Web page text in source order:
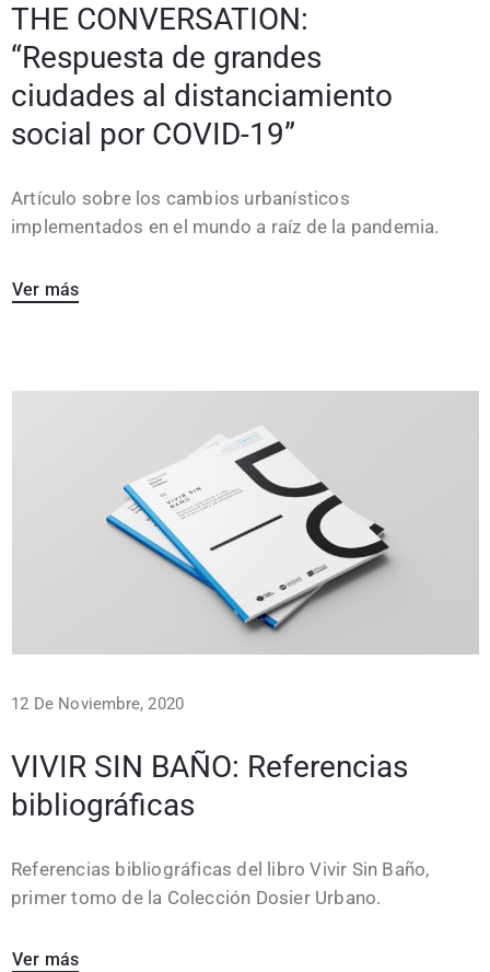
THE CONVERSATION:
“Respuesta de grandes
ciudades al distanciamiento
social por COVID-19”
Artículo sobre los cambios urbanísticos
implementados en el mundo a raíz de la pandemia.
Ver más
12 De Noviembre, 2020
VIVIR SIN BAÑO: Referencias
bibliográficas
Referencias bibliográficas del libro Vivir Sin Baño,
primer tomo de la Colección Dosier Urbano.
Ver más